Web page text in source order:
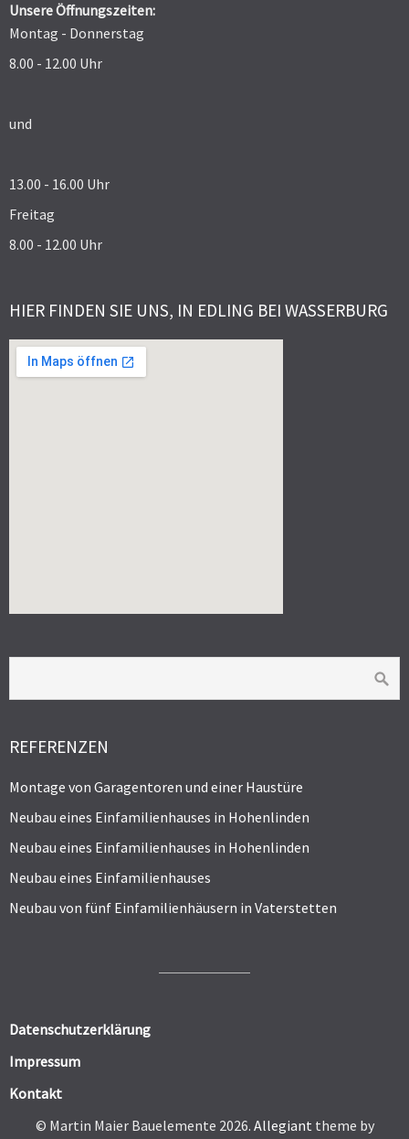
Unsere Öffnungszeiten:
Montag - Donnerstag
8.00 - 12.00 Uhr
und
13.00 - 16.00 Uhr
Freitag
8.00 - 12.00 Uhr
HIER FINDEN SIE UNS, IN EDLING BEI WASSERBURG
REFERENZEN
Montage von Garagentoren und einer Haustüre
Neubau eines Einfamilienhauses in Hohenlinden
Neubau eines Einfamilienhauses in Hohenlinden
Neubau eines Einfamilienhauses
Neubau von fünf Einfamilienhäusern in Vaterstetten
Datenschutzerklärung
Impressum
Kontakt
© Martin Maier Bauelemente 2026. Allegiant theme by